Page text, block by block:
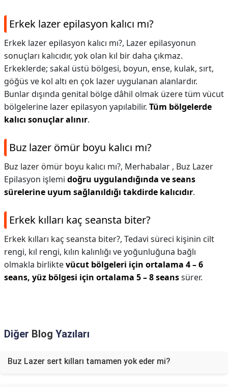
Erkek lazer epilasyon kalıcı mı?
Erkek lazer epilasyon kalıcı mı?, Lazer epilasyonun
sonuçları kalıcıdır, yok olan kıl bir daha çıkmaz.
Erkeklerde; sakal üstü bölgesi, boyun, ense, kulak, sırt,
göğüs ve kol altı en çok lazer uygulanan alanlardır.
Bunlar dışında genital bölge dâhil olmak üzere tüm vücut
bölgelerine lazer epilasyon yapılabilir. Tüm bölgelerde
kalıcı sonuçlar alınır.
Buz lazer ömür boyu kalıcı mı?
Buz lazer ömür boyu kalıcı mı?, Merhabalar , Buz Lazer
Epilasyon işlemi doğru uygulandığında ve seans
sürelerine uyum sağlanıldığı takdirde kalıcıdır.
Erkek kılları kaç seansta biter?
Erkek kılları kaç seansta biter?, Tedavi süreci kişinin cilt
rengi, kıl rengi, kılın kalınlığı ve yoğunluğuna bağlı
olmakla birliktevücut bölgeleri için ortalama 4 – 6
seans, yüz bölgesi için ortalama 5 – 8 seanssürer.
Diğer Blog Yazıları
Buz Lazer sert kılları tamamen yok eder mi?